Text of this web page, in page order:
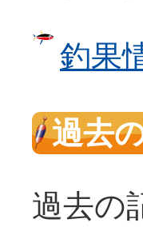
釣果
過去
過去の